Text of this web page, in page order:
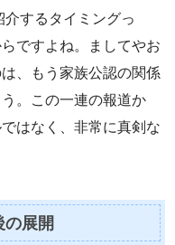
するタイミングっ
ですよね。ましてやお
、もう家族公認の関係
。この一連の報道か
はなく、非常に真剣な
の展開